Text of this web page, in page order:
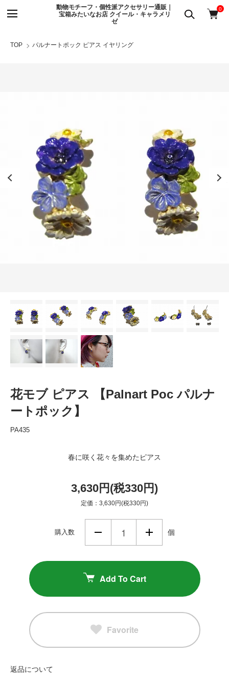
動物モチーフ・個性派アクセサリー通販｜
宝箱みたいなお店 クイール・キャラメリ
ゼ
0
TOP パルナートポック ピアス イヤリング
花モブ ピアス 【Palnart Poc パルナ
ートポック】
PA435
春に咲く花々を集めたピアス
3,630円(税330円)
定価：3,630円(税330円)
購入数 個
Add To Cart
Favorite
返品について